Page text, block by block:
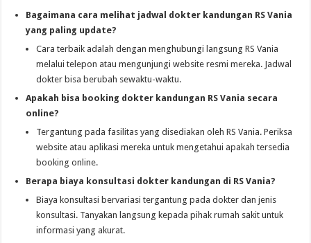
Bagaimana cara melihat jadwal dokter kandungan RS Vania
yang paling update?
Cara terbaik adalah dengan menghubungi langsung RS Vania
melalui telepon atau mengunjungi website resmi mereka. Jadwal
dokter bisa berubah sewaktu-waktu.
Apakah bisa booking dokter kandungan RS Vania secara
online?
Tergantung pada fasilitas yang disediakan oleh RS Vania. Periksa
website atau aplikasi mereka untuk mengetahui apakah tersedia
booking online.
Berapa biaya konsultasi dokter kandungan di RS Vania?
Biaya konsultasi bervariasi tergantung pada dokter dan jenis
konsultasi. Tanyakan langsung kepada pihak rumah sakit untuk
informasi yang akurat.